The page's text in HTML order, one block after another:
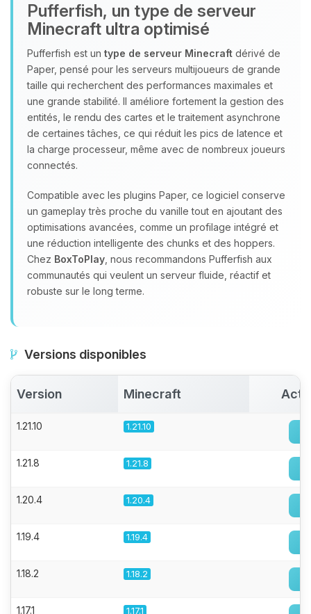
Pufferfish, un type de serveur
Minecraft ultra optimisé
Pufferfish est un type de serveur Minecraft dérivé de
Paper, pensé pour les serveurs multijoueurs de grande
taille qui recherchent des performances maximales et
une grande stabilité. Il améliore fortement la gestion des
entités, le rendu des cartes et le traitement asynchrone
de certaines tâches, ce qui réduit les pics de latence et
la charge processeur, même avec de nombreux joueurs
connectés.
Compatible avec les plugins Paper, ce logiciel conserve
un gameplay très proche du vanille tout en ajoutant des
optimisations avancées, comme un profilage intégré et
une réduction intelligente des chunks et des hoppers.
Chez BoxToPlay , nous recommandons Pufferfish aux
communautés qui veulent un serveur fluide, réactif et
robuste sur le long terme.
Versions disponibles
Version Minecraft
1.21.10 1.21.10
1.21.8 1.21.8
1.20.4 1.20.4
1.19.4 1.19.4
1.18.2 1.18.2
1.17.1 1.17.1
Youpi, enfin quelqu’un pour me
parler ! Moi c’est Choupy, ton petit
assistant BoxToPlay. Dis-moi ce dont
tu as besoin et je vais remuer mes
petits circuits pour t’aider.
06/08/2026 à 03:58